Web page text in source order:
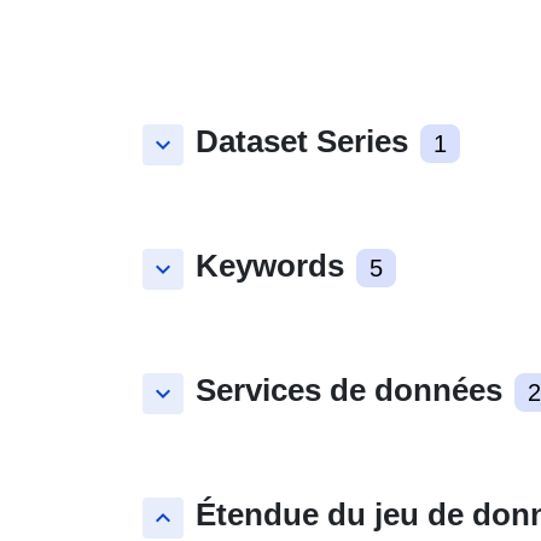
keyboard_arrow_down Dataset Series 1
keyboard_arrow_down Keywords 5
keyboard_arrow_down Services de données 2
keyboard_arrow_up Étendue du jeu de